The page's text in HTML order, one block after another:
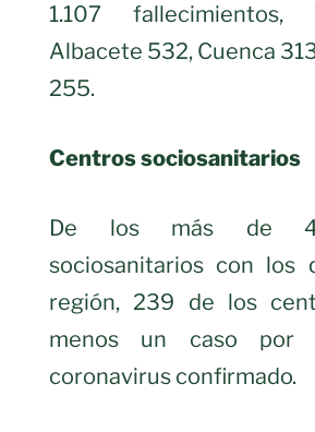
1.107 fallecimientos,
Albacete 532, Cuenca
255.
Centros sociosanitarios
De los más de
sociosanitarios con los
región, 239 de los
menos un caso por
coronavirus confirmado.